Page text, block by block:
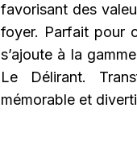
favorisant des
foyer. Parfait pour
s’ajoute à la
Le Délirant.
mémorable et